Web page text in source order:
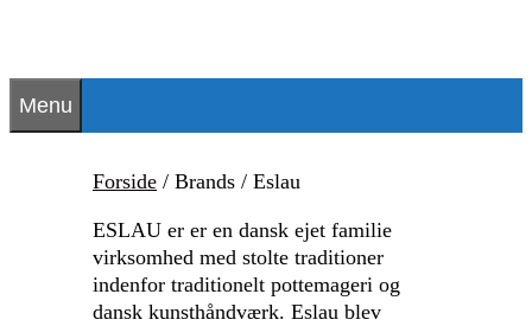
indhold
Menu
Forside / Brands / Eslau
ESLAU er er en dansk ejet familie
virksomhed med stolte traditioner
indenfor traditionelt pottemageri og
dansk kunsthåndværk. Eslau blev